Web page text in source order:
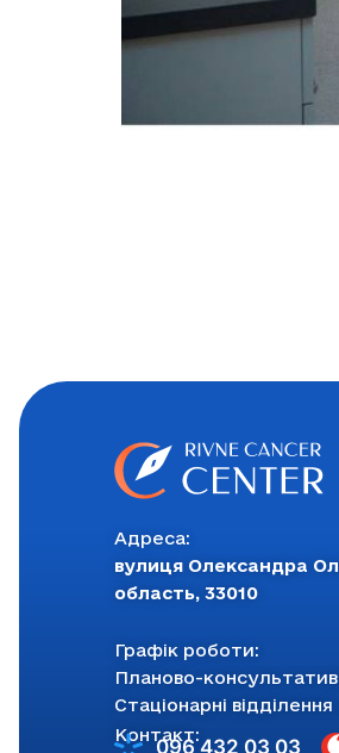
Адреса:
вулиця Олександра
область, 33010
Графік роботи:
Планово-
Стаціонарні відділення
Контакт:096 432 03 03